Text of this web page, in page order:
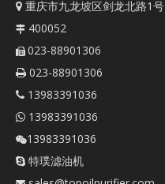
 重庆市九龙坡区剑龙北路1
 400052
 023-88901306
 023-88901306
 13983391036
 13983391036
13983391036
 特璞滤油机